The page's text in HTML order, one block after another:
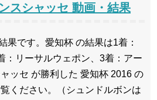
スシャッセ 動画・結果
果です。愛知杯 の結果は1着：
：リーサルウェポン、3着：アー
ッセ が勝利した 愛知杯 2016 の
ください。（シュンドルボンは